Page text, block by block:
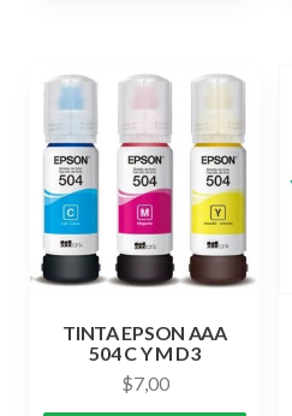
TINTA EPSON AAA
504 C Y M D3
$7,00